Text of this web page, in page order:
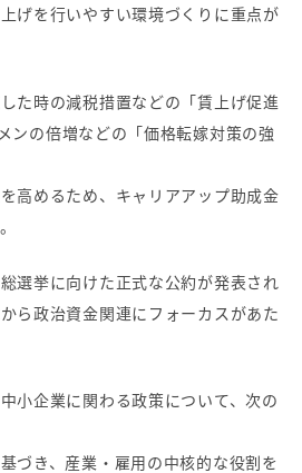
げを行いやすい環境づくりに重点が
た時の減税措置などの「賃上げ促進
メンの倍増などの「価格転嫁対策の強
高めるため、キャリアアップ助成金
選挙に向けた正式な公約が発表され
ら政治資金関連にフォーカスがあた
小企業に関わる政策について、次の
づき、産業・雇用の中核的な役割を